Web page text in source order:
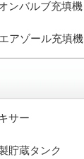
ンバルブ充填機
アゾール充填機
サー
貯蔵タンク